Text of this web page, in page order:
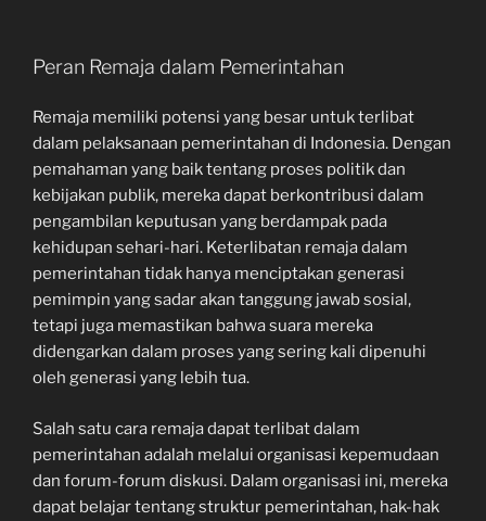
Peran Remaja dalam Pemerintahan
Remaja memiliki potensi yang besar untuk terlibat
dalam pelaksanaan pemerintahan di Indonesia. Dengan
pemahaman yang baik tentang proses politik dan
kebijakan publik, mereka dapat berkontribusi dalam
pengambilan keputusan yang berdampak pada
kehidupan sehari-hari. Keterlibatan remaja dalam
pemerintahan tidak hanya menciptakan generasi
pemimpin yang sadar akan tanggung jawab sosial,
tetapi juga memastikan bahwa suara mereka
didengarkan dalam proses yang sering kali dipenuhi
oleh generasi yang lebih tua.
Salah satu cara remaja dapat terlibat dalam
pemerintahan adalah melalui organisasi kepemudaan
dan forum-forum diskusi. Dalam organisasi ini, mereka
dapat belajar tentang struktur pemerintahan, hak-hak